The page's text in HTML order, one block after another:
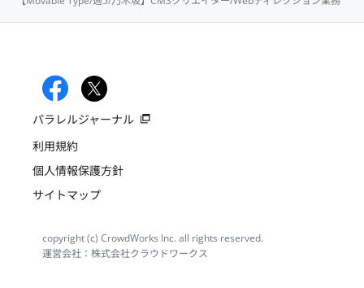
パラレルジャーナル
利用規約
個人情報保護方針
サイトマップ
copyright (c) CrowdWorks Inc. all rights reserved.
運営会社：株式会社クラウドワークス